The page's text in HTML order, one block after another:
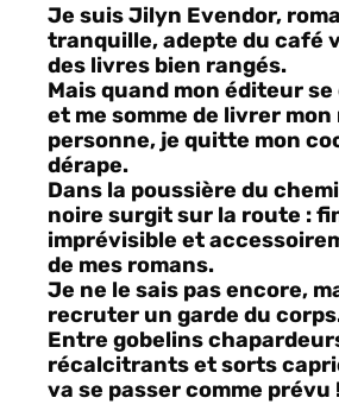
Je suis Jilyn Evendor,
tranquille, adepte du café
des livres bien rangés.
Mais quand mon éditeur se
et me somme de livrer
personne, je quitte mon
dérape.
Dans la poussière du
noire surgit sur la route :
imprévisible et
de mes romans.
Je ne le sais pas encore,
recruter un garde du
Entre gobelins
récalcitrants et sorts
va se passer comme prévu